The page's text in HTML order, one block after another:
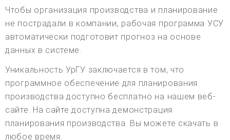
Чтобы организация производства и планирование
не пострадали в компании, рабочая программа УСУ
автоматически подготовит прогноз на основе
данных в системе.
Уникальность УрГУ заключается в том, что
программное обеспечение для планирования
производства доступно бесплатно на нашем веб-
сайте. На сайте доступна демонстрация
планирования производства. Вы можете скачать в
любое время.